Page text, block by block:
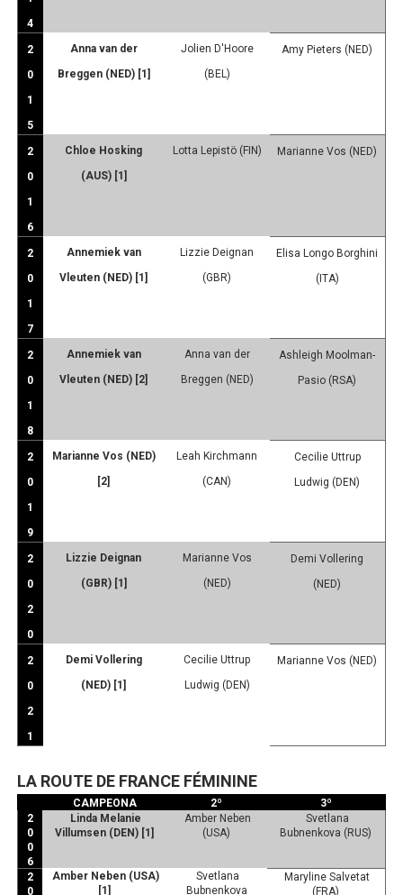
4
2
0
1
5
Anna van der
Breggen (NED) [1]
Jolien D'Hoore
(BEL)
Amy Pieters (NED)
2
0
1
6
Chloe Hosking
(AUS) [1]
Lotta Lepistö (FIN) Marianne Vos (NED)
2
0
1
7
Annemiek van
Vleuten (NED) [1]
Lizzie Deignan
(GBR)
Elisa Longo Borghini
(ITA)
2
0
1
8
Annemiek van
Vleuten (NED) [2]
Anna van der
Breggen (NED)
Ashleigh Moolman-
Pasio (RSA)
2
0
1
9
Marianne Vos (NED)
[2]
Leah Kirchmann
(CAN)
Cecilie Uttrup
Ludwig (DEN)
2
0
2
0
Lizzie Deignan
(GBR) [1]
Marianne Vos
(NED)
Demi Vollering
(NED)
2
0
2
1
Demi Vollering
(NED) [1]
Cecilie Uttrup
Ludwig (DEN)
Marianne Vos (NED)
LA ROUTE DE FRANCE FÉMININE
CAMPEONA 2º
3º
2
0
0
6
Linda Melanie
Villumsen (DEN) [1]
Amber Neben
(USA)
Svetlana
Bubnenkova (RUS)
2
0
Amber Neben (USA)
[1]
Svetlana
Bubnenkova
Maryline Salvetat
(FRA)